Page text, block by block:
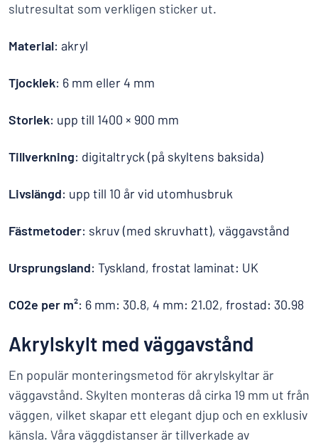
slutresultat som verkligen sticker ut.
Material: akryl
Tjocklek: 6 mm eller 4 mm
Storlek: upp till 1400 × 900 mm
Tillverkning: digitaltryck (på skyltens baksida)
Livslängd: upp till 10 år vid utomhusbruk
Fästmetoder: skruv (med skruvhatt), väggavstånd
Ursprungsland: Tyskland, frostat laminat: UK
CO2e per m²: 6 mm: 30.8, 4 mm: 21.02, frostad: 30.98
Akrylskylt med väggavstånd
En populär monteringsmetod för akrylskyltar är
väggavstånd. Skylten monteras då cirka 19 mm ut från
väggen, vilket skapar ett elegant djup och en exklusiv
känsla. Våra väggdistanser är tillverkade av